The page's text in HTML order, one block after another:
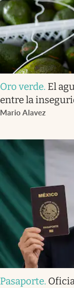
Oro verde. El
entre la
Mario Alavez
Pasaporte.